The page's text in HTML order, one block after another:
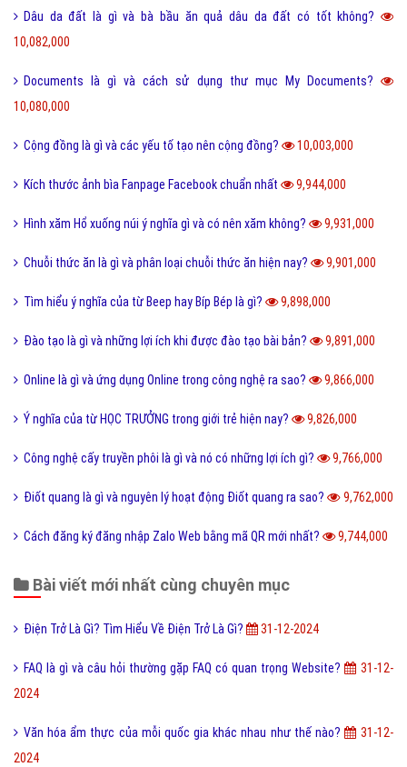
Dâu da đất là gì và bà bầu ăn quả dâu da đất có tốt không?
10,082,000
Documents là gì và cách sử dụng thư mục My Documents?
10,080,000
Cộng đồng là gì và các yếu tố tạo nên cộng đồng? 10,003,000
Kích thước ảnh bìa Fanpage Facebook chuẩn nhất 9,944,000
Hình xăm Hổ xuống núi ý nghĩa gì và có nên xăm không? 9,931,000
Chuỗi thức ăn là gì và phân loại chuỗi thức ăn hiện nay? 9,901,000
Tìm hiểu ý nghĩa của từ Beep hay Bíp Bép là gì? 9,898,000
Đào tạo là gì và những lợi ích khi được đào tạo bài bản? 9,891,000
Online là gì và ứng dụng Online trong công nghệ ra sao? 9,866,000
Ý nghĩa của từ HỌC TRƯỞNG trong giới trẻ hiện nay? 9,826,000
Công nghệ cấy truyền phôi là gì và nó có những lợi ích gì? 9,766,000
Điốt quang là gì và nguyên lý hoạt động Điốt quang ra sao? 9,762,000
Cách đăng ký đăng nhập Zalo Web bằng mã QR mới nhất? 9,744,000
Bài viết mới nhất cùng chuyên mục
Điện Trở Là Gì? Tìm Hiểu Về Điện Trở Là Gì? 31-12-2024
FAQ là gì và câu hỏi thường gặp FAQ có quan trọng Website?
31-12-
2024
Văn hóa ẩm thực của mỗi quốc gia khác nhau như thế nào?
31-12-
2024